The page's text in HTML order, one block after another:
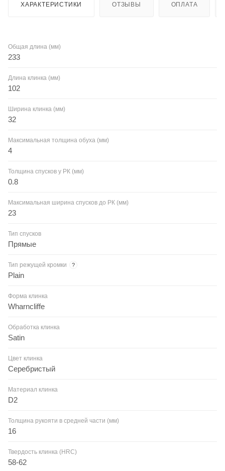
ХАРАКТЕРИСТИКИ ОТЗЫВЫ ОПЛАТА
Общая длина (мм)
233
Длина клинка (мм)
102
Ширина клинка (мм)
32
Максимальная толщина обуха (мм)
4
Толщина спусков у РК (мм)
0.8
Максимальная ширина спусков до РК (мм)
23
Тип спусков
Прямые
Тип режущей кромки ?
Plain
Форма клинка
Wharncliffe
Обработка клинка
Satin
Цвет клинка
Серебристый
Материал клинка
D2
Толщина рукояти в средней части (мм)
16
Твердость клинка (HRC)
58-62